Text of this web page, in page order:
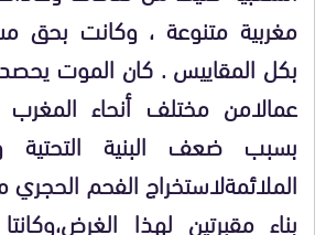
مغربية متنوعة ، وكانت بحق
بكل المقاييس . كان الموت
عمالامن مختلف أنحاء
بسبب ضعف البنية التحتية
الملائمةلاستخراج الفحم
بناء مقبرتين لهذا